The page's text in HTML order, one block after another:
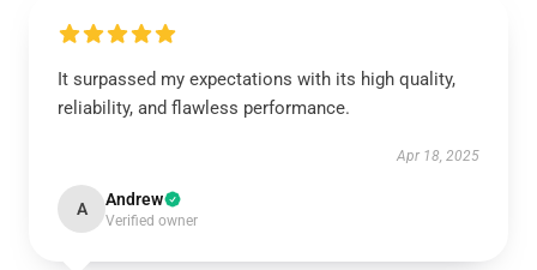
It surpassed my expectations with its high quality,
reliability, and flawless performance.
Apr 18, 2025
A Andrew
Verified owner